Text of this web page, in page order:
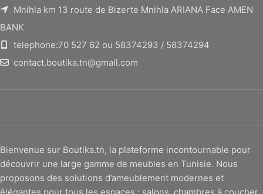
Mnihla km 13 route de Bizerte Mnihla ARIANA Face AMEN
BANK
telephone:70 527 62 ou 58374293 / 58374294
contact.boutika.tn@gmail.com
Bienvenue sur Boutika.tn, la plateforme incontournable pour
découvrir une large gamme de meubles en Tunisie. Nous
proposons des solutions d’ameublement modernes et